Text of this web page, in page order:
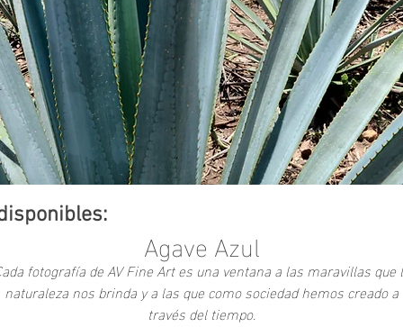
Agave Azul
fotografía de AV Fine Art es una ventana a las maravillas que
naturaleza nos brinda y a las que como sociedad hemos creado a
través del tiempo.